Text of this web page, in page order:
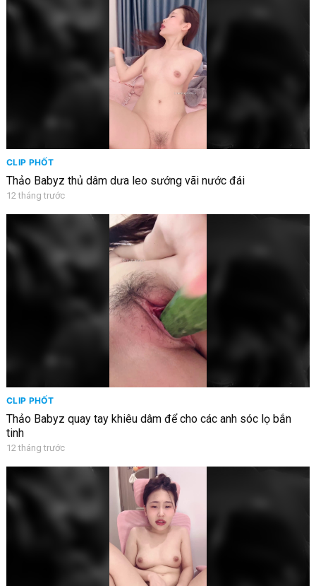
CLIP PHỐT
Thảo Babyz thủ dâm dưa leo sướng vãi nước đái
12 tháng trước
CLIP PHỐT
Thảo Babyz quay tay khiêu dâm để cho các anh sóc lọ bắn
tinh
12 tháng trước